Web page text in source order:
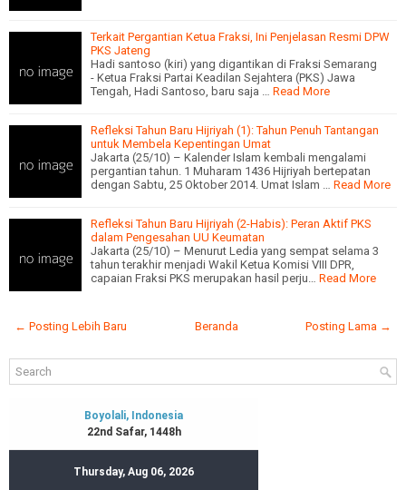
Terkait Pergantian Ketua Fraksi, Ini Penjelasan Resmi DPW
PKS Jateng
Hadi santoso (kiri) yang digantikan di Fraksi Semarang
- Ketua Fraksi Partai Keadilan Sejahtera (PKS) Jawa
Tengah, Hadi Santoso, baru saja …
Read More
Refleksi Tahun Baru Hijriyah (1): Tahun Penuh Tantangan
untuk Membela Kepentingan Umat
Jakarta (25/10) – Kalender Islam kembali mengalami
pergantian tahun. 1 Muharam 1436 Hijriyah bertepatan
dengan Sabtu, 25 Oktober 2014. Umat Islam …
Read More
Refleksi Tahun Baru Hijriyah (2-Habis): Peran Aktif PKS
dalam Pengesahan UU Keumatan
Jakarta (25/10) – Menurut Ledia yang sempat selama 3
tahun terakhir menjadi Wakil Ketua Komisi VIII DPR,
capaian Fraksi PKS merupakan hasil perju…
Read More
← Posting Lebih Baru Posting Lama →
Beranda